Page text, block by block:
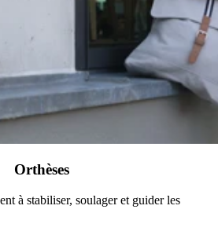
Orthèses
à stabiliser, soulager et guider les